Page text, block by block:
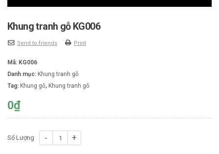
Khung tranh gỗ KG006
Send to friends Print
Mã: KG006
Danh mục: Khung tranh gỗ
Tag: Khung gỗ, Khung tranh gỗ
0₫
Số Lượng
Số